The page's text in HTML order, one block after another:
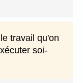
travail qu'on
soi-